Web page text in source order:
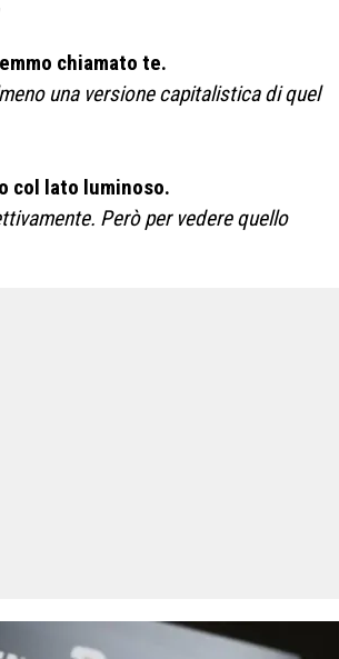
chiamato te.
una versione capitalistica di quel
col lato luminoso.
Però per vedere quello